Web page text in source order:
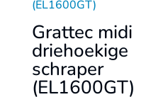
Grattec midi
driehoekige
schraper
(EL1600GT)